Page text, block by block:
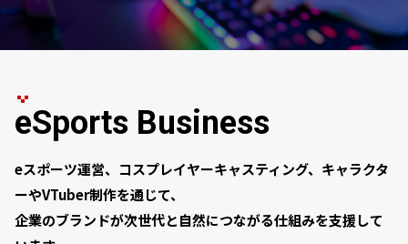
eSports Business
eスポーツ運営、コスプレイヤーキャスティング、キャラクタ
ーやVTuber制作を通じて、
企業のブランドが次世代と自然につながる仕組みを支援して